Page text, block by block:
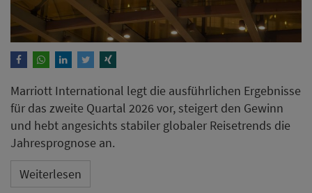
Marriott International legt die ausführlichen Ergebnisse
für das zweite Quartal 2026 vor, steigert den Gewinn
und hebt angesichts stabiler globaler Reisetrends die
Jahresprognose an.
Weiterlesen